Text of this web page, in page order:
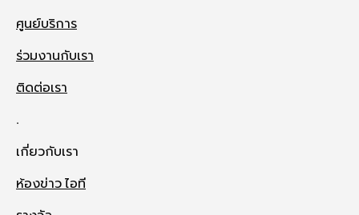
ศูนย์บริการ
ร่วมงานกับเรา
ติดต่อเรา
.
เกี่ยวกับเรา
ห้องข่าว ไอที